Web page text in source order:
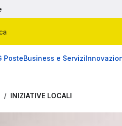
PosteBusiness e Servizi
INIZIATIVE LOCALI